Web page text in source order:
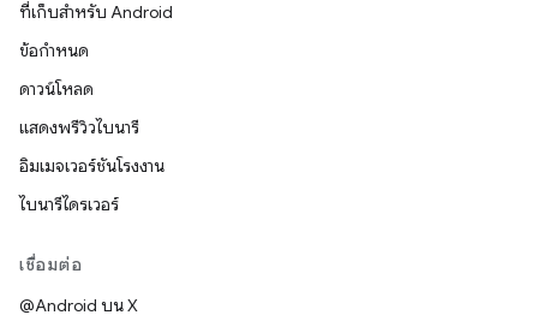
ที่เก็บสำหรับ Android
ข้อกำหนด
ดาวน์โหลด
แสดงพรีวิวไบนารี
อิมเมจเวอร์ชันโรงงาน
ไบนารีไดรเวอร์
เชื่อมต่อ
@Android บน X